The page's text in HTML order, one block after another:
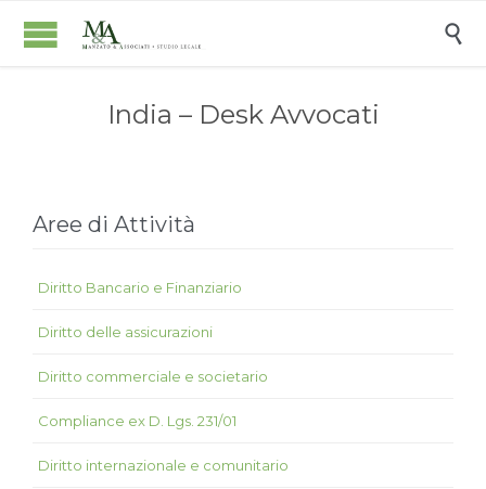

India – Desk Avvocati
Aree di Attività
Diritto Bancario e Finanziario
Diritto delle assicurazioni
Diritto commerciale e societario
Compliance ex D. Lgs. 231/01
Diritto internazionale e comunitario